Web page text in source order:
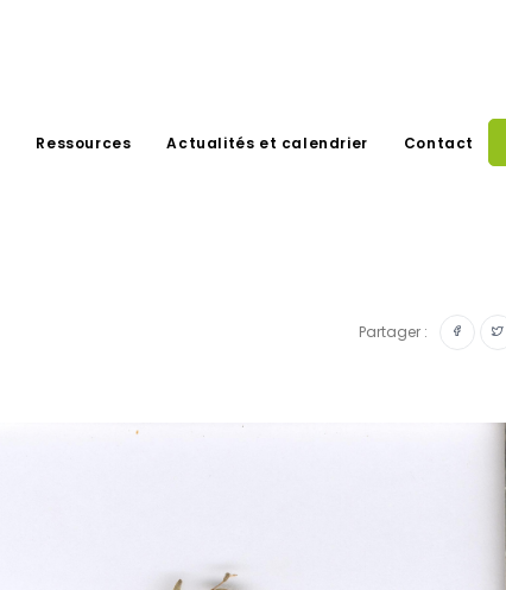
Ressources Actualités et calendrier Contact
Partager :